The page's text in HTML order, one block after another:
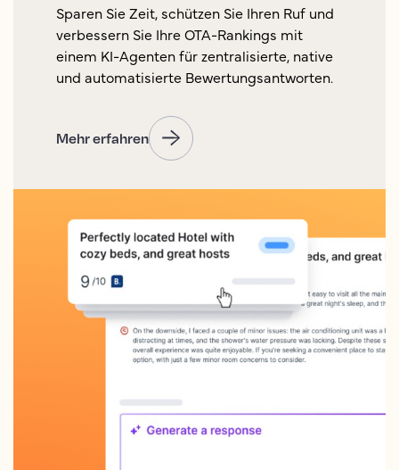
Sparen Sie Zeit, schützen Sie Ihren Ruf und
verbessern Sie Ihre OTA-Rankings mit
einem KI-Agenten für zentralisierte, native
und automatisierte Bewertungsantworten.
Mehr erfahren